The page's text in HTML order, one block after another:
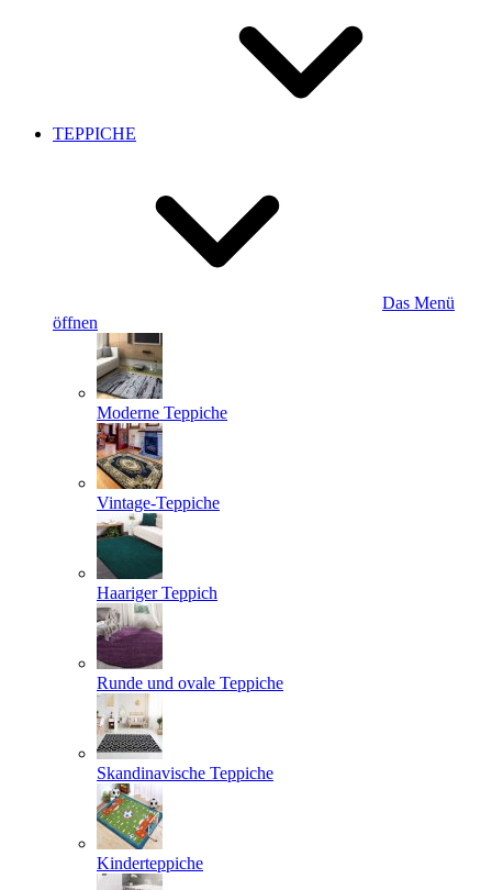
TEPPICHE
Das Menü
öffnen
Moderne Teppiche
Vintage-Teppiche
Haariger Teppich
Runde und ovale Teppiche
Skandinavische Teppiche
Kinderteppiche